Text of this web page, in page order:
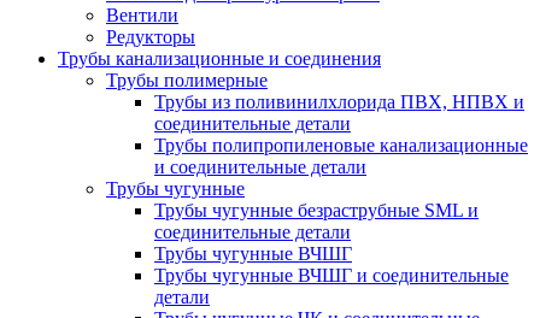
Вентили
Редукторы
Трубы канализационные и соединения
Трубы полимерные
Трубы из поливинилхлорида ПВХ, НПВХ и
соединительные детали
Трубы полипропиленовые канализационные
и соединительные детали
Трубы чугунные
Трубы чугунные безраструбные SML и
соединительные детали
Трубы чугунные ВЧШГ
Трубы чугунные ВЧШГ и соединительные
детали